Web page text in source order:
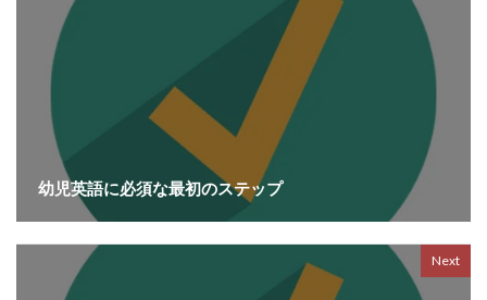
幼児英語に必須な最初のステップ
Next